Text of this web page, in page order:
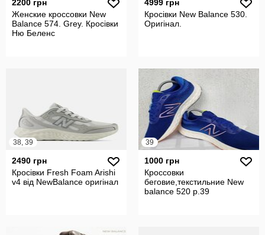
2200 грн
Женские кроссовки New
Balance 574. Grey. Кросівки
Ню Беленс
4999 грн
Кросівки New Balance 530.
Оригінал.
38, 39
2490 грн
Кросівки Fresh Foam Arishi
v4 від NewBalance оригінал
39
1000 грн
Кроссовки
беговие,текстильние New
balance 520 р.39